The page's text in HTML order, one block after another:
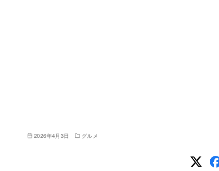
2026年4月3日 グルメ